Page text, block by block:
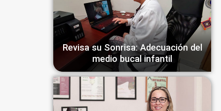
Revisa su Sonrisa: Adecuación del
medio bucal infantil